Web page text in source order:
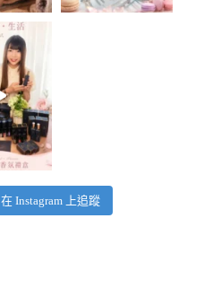
在 Instagram 上追蹤